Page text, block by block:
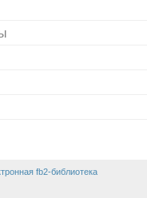
fb2-библиотека